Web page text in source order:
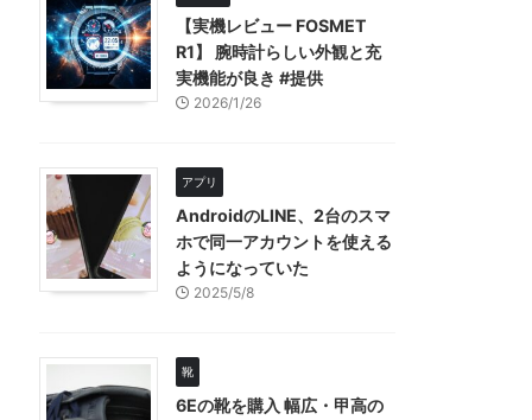
【実機レビュー FOSMET
R1】 腕時計らしい外観と充
実機能が良き #提供
2026/1/26
アプリ
AndroidのLINE、2台のスマ
ホで同一アカウントを使える
ようになっていた
2025/5/8
靴
6Eの靴を購入 幅広・甲高の